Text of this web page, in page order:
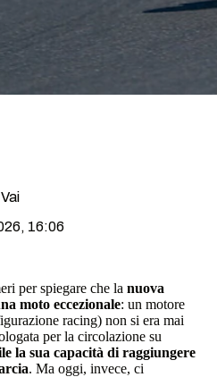
16:06
per spiegare che la nuova
moto eccezionale: un motore
racing) non si era mai
per la circolazione su
la sua capacità di raggiungere
. Ma oggi, invece, ci